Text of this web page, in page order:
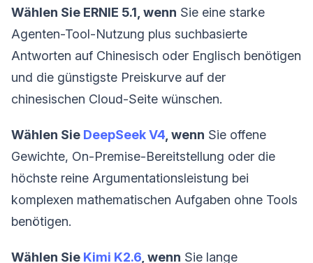
Wählen Sie ERNIE 5.1, wenn Sie eine starke
Agenten-Tool-Nutzung plus suchbasierte
Antworten auf Chinesisch oder Englisch benötigen
und die günstigste Preiskurve auf der
chinesischen Cloud-Seite wünschen.
Wählen Sie DeepSeek V4, wenn Sie offene
Gewichte, On-Premise-Bereitstellung oder die
höchste reine Argumentationsleistung bei
komplexen mathematischen Aufgaben ohne Tools
benötigen.
Wählen Sie Kimi K2.6, wenn Sie lange